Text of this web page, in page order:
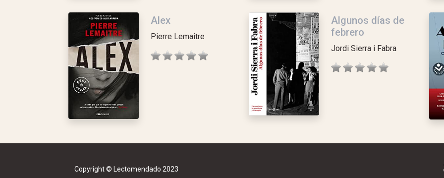
Alex
Pierre Lemaitre
Algunos días de
febrero
Jordi Sierra i Fabra
Copyright © Lectomendado 2023